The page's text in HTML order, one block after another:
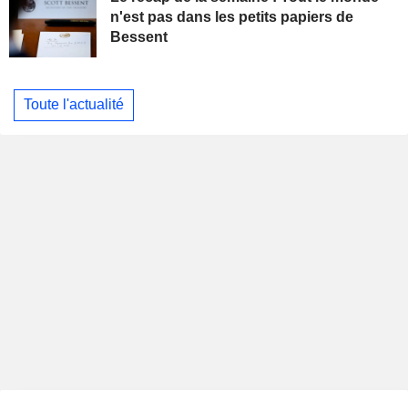
n'est pas dans les petits papiers de
Bessent
Toute l'actualité